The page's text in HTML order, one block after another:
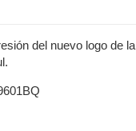
del nuevo logo de la